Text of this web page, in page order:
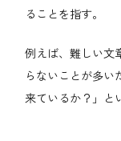
ることを指す。
例えば、難しい文
らないことが多い
来ているか？」と